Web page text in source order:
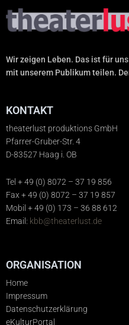
Wir zeigen Leben. Das ist für
mit unserem Publikum teilen.
KONTAKT
theaterlust produktions GmbH
Pfarrer-Gruber-Str. 4
D-83527 Haag i. OB
Tel + 49 (0) 8072 – 37 19 856
Fax + 49 (0) 8072 – 37 19 857
Mobil + 49 (0) 173 – 36 88 612
Email: kbb@theaterlust.de
ORGANISATION
Home
Impressum
Datenschutzerklärung
eKulturPortal